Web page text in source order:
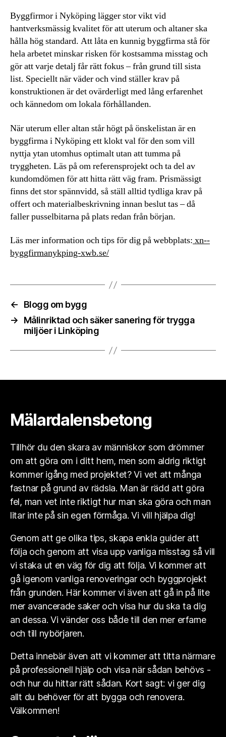
Byggfirmor i Nyköping lägger stor vikt vid
hantverksmässig kvalitet för att uterum och altaner ska
hålla hög standard. Att låta en kunnig byggfirma stå för
hela arbetet minskar risken för kostsamma misstag och
gör att varje detalj får rätt fokus – från grund till sista
list. Speciellt när väder och vind ställer krav på
konstruktionen är det ovärderligt med lång erfarenhet
och kännedom om lokala förhållanden.
När uterum eller altan står högt på önskelistan är en
byggfirma i Nyköping ett klokt val för den som vill
nyttja ytan utomhus optimalt utan att tumma på
tryggheten. Läs på om referensprojekt och ta del av
kundomdömen för att hitta rätt väg fram. Prismässigt
finns det stor spännvidd, så ställ alltid tydliga krav på
offert och materialbeskrivning innan beslut tas – då
faller pusselbitarna på plats redan från början.
Läs mer information och tips för dig på webbplats: xn--
byggfirmanykping-xwb.se/
←
Blogg om bygg
→
Målinriktad och säker sanering för trygga
miljöer i Linköping
Mälardalensbetong
Tillhör du den skara av människor som drömmer
om att göra om i ditt hem, men som aldrig riktigt
kommer igång med projektet? Vi vet att många
fastnar på grund av rädsla. Man är rädd att göra
fel, man vet inte riktigt hur man ska göra och man
litar inte på sin egen förmåga. Vi vill hjälpa dig!
Genom att ge olika tips, skapa enkla guider att
följa och genom att visa upp vanliga misstag så vill
vi staka ut en väg för dig att följa. Vi kommer att
gå igenom vanliga renoveringar och byggprojekt
från grunden. Här kommer vi även att gå in på lite
mer avancerade saker och visa hur du ska ta dig
an dessa. Vi vänder oss både till den mer erfarne
och till nybörjaren.
Detta innebär även att vi kommer att titta närmare
på professionell hjälp och visa när sådan behövs -
och hur du hittar rätt sådan. Kort sagt: vi ger dig
allt du behöver för att bygga och renovera.
Välkommen!